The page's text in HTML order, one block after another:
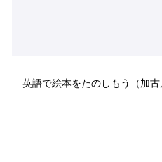
英語で絵本をたのしもう（加古